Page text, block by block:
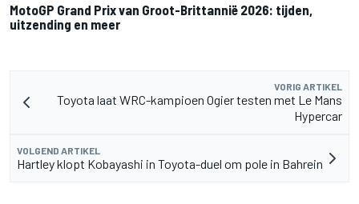
MotoGP Grand Prix van Groot-Brittannië 2026: tijden,
uitzending en meer
VORIG ARTIKEL
Toyota laat WRC-kampioen Ogier testen met Le Mans
Hypercar
VOLGEND ARTIKEL
Hartley klopt Kobayashi in Toyota-duel om pole in Bahrein